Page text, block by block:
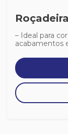
– Ideal para
acabamentos